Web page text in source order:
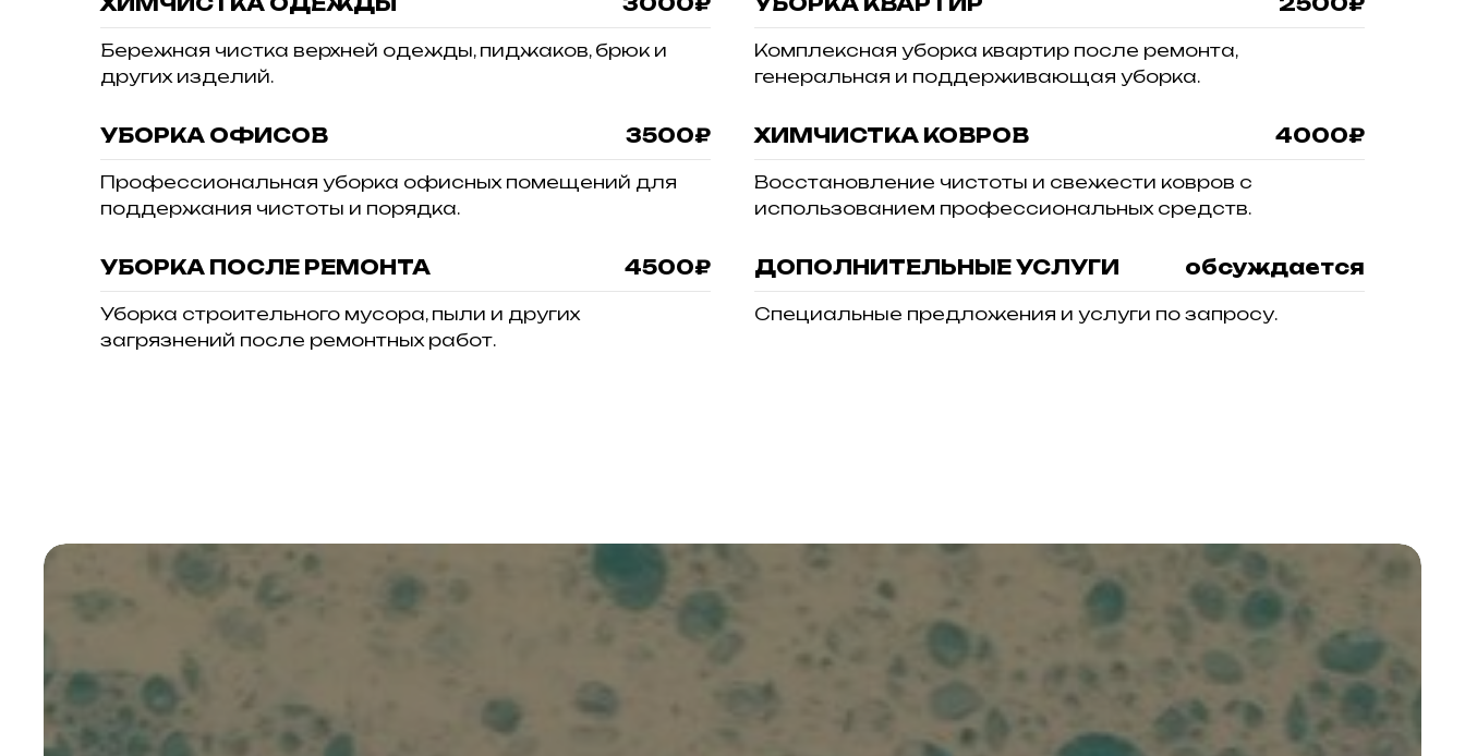
Бережная чистка верхней одежды, пиджаков, брюк и
других изделий.
УБОРКА ОФИСОВ 3500₽
Профессиональная уборка офисных помещений для
поддержания чистоты и порядка.
УБОРКА ПОСЛЕ РЕМОНТА 4500₽
Уборка строительного мусора, пыли и других
загрязнений после ремонтных работ.
Комплексная уборка квартир после ремонта,
генеральная и поддерживающая уборка.
ХИМЧИСТКА КОВРОВ 4000₽
Восстановление чистоты и свежести ковров с
использованием профессиональных средств.
ДОПОЛНИТЕЛЬНЫЕ УСЛУГИ обсуждается
Специальные предложения и услуги по запросу.